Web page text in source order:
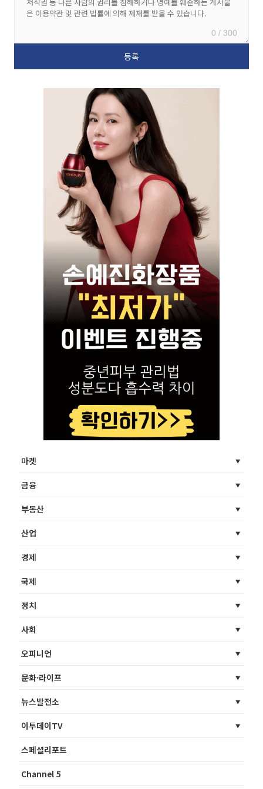
0 / 300
마켓
금융
부동산
산업
경제
국제
정치
사회
오피니언
문화·라이프
뉴스발전소
이투데이TV
스페셜리포트
Channel 5